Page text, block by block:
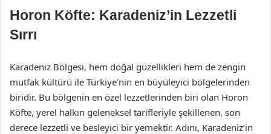
Horon Köfte: Karadeniz’in Lezzetli
Sırrı
Karadeniz Bölgesi, hem doğal güzellikleri hem de zengin
mutfak kültürü ile Türkiye’nin en büyüleyici bölgelerinden
biridir. Bu bölgenin en özel lezzetlerinden biri olan Horon
Köfte, yerel halkın geleneksel tarifleriyle şekillenen, son
derece lezzetli ve besleyici bir yemektir. Adını, Karadeniz’in